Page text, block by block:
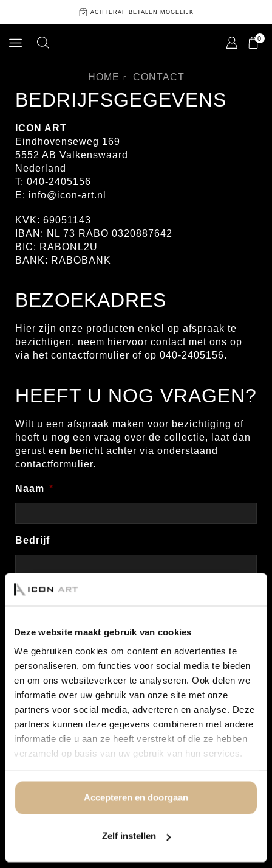
Deze website maakt gebruik van cookies
We gebruiken cookies om content en advertenties te
personaliseren, om functies voor social media te bieden
en om ons websiteverkeer te analyseren. Ook delen we
informatie over uw gebruik van onze site met onze
partners voor social media, adverteren en analyse. Deze
partners kunnen deze gegevens combineren met andere
informatie die u aan ze heeft verstrekt of die ze hebben
verzameld op basis van uw gebruik van hun services.
Accepteren en doorgaan
Zelf instellen
ACHTERAF BETALEN MOGELIJK
0
HOME CONTACT
BEDRIJFSGEGEVENS
ICON ART
Eindhovenseweg 169
5552 AB Valkenswaard
Nederland
T: 040-2405156
E: info@icon-art.nl
KVK: 69051143
IBAN: NL 73 RABO 0320887642
BIC: RABONL2U
BANK: RABOBANK
BEZOEKADRES
Hier zijn onze producten enkel op afspraak te
bezichtigen, neem hiervoor contact met ons op
via het contactformulier of op 040-2405156.
HEEFT U NOG VRAGEN?
Wilt u een afspraak maken voor bezichtiging of
heeft u nog een vraag over de collectie, laat dan
gerust een bericht achter via onderstaand
contactformulier.
Naam *
Bedrijf
Telefoon
Bericht *